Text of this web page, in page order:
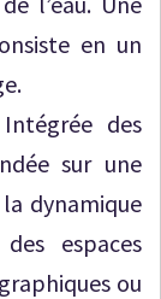
en un
des
sur une
dynamique
espaces
ou